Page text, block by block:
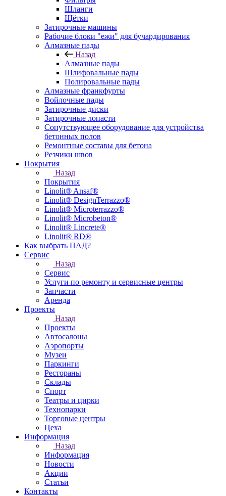
Шланги
Щётки
Затирочные машины
Рабочие блоки "ежи" для бучардирования
Алмазные пады
Назад
Алмазные пады
Шлифовальные пады
Полировальные пады
Алмазные франкфурты
Войлочные пады
Затирочные диски
Затирочные лопасти
Сопутствующее оборудование для устройства
бетонных полов
Ремонтные составы для бетона
Резчики швов
Покрытия
Назад
Покрытия
Linolit® Ansaf®
Linolit® DesignTerrazzo®
Linolit® Microterrazzo®
Linolit® Microbeton®
Linolit® Lincrete®
Linolit® RD®
Как выбрать ПАД?
Сервис
Назад
Сервис
Услуги по ремонту и сервисные центры
Запчасти
Аренда
Проекты
Назад
Проекты
Автосалоны
Аэропорты
Музеи
Паркинги
Рестораны
Склады
Спорт
Театры и цирки
Технопарки
Торговые центры
Цеха
Информация
Назад
Информация
Новости
Акции
Статьи
Контакты